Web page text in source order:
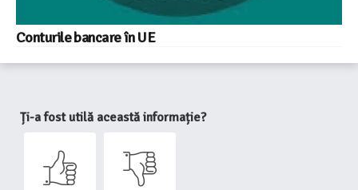
Conturile bancare în UE
Ți-a fost utilă această informație?